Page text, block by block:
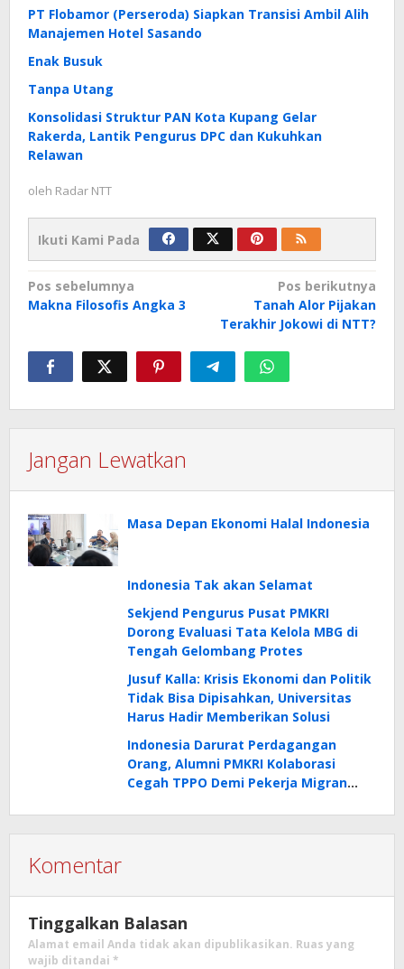
PT Flobamor (Perseroda) Siapkan Transisi Ambil Alih
Manajemen Hotel Sasando
Enak Busuk
Tanpa Utang
Konsolidasi Struktur PAN Kota Kupang Gelar
Rakerda, Lantik Pengurus DPC dan Kukuhkan
Relawan
oleh Radar NTT
Ikuti Kami Pada
Navigasi
pos
Pos sebelumnya
Makna Filosofis Angka 3
Pos berikutnya
Tanah Alor Pijakan
Terakhir Jokowi di NTT?
Jangan Lewatkan
Masa Depan Ekonomi Halal Indonesia
Indonesia Tak akan Selamat
Sekjend Pengurus Pusat PMKRI
Dorong Evaluasi Tata Kelola MBG di
Tengah Gelombang Protes
Jusuf Kalla: Krisis Ekonomi dan Politik
Tidak Bisa Dipisahkan, Universitas
Harus Hadir Memberikan Solusi
Indonesia Darurat Perdagangan
Orang, Alumni PMKRI Kolaborasi
Cegah TPPO Demi Pekerja Migran
Komentar
Tinggalkan Balasan
Alamat email Anda tidak akan dipublikasikan. Ruas yang
wajib ditandai *